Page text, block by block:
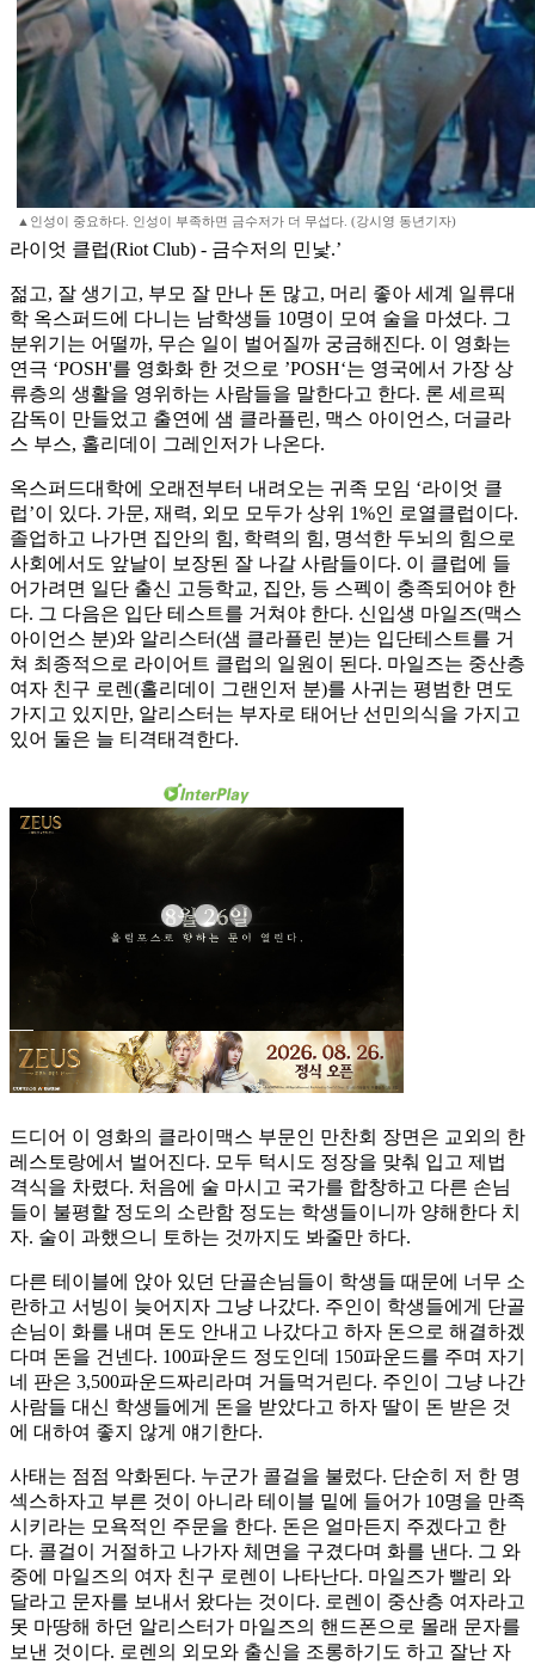
▲인성이 중요하다. 인성이 부족하면 금수저가 더 무섭다. (강시영 동년기자)
라이엇 클럽(Riot Club) - 금수저의 민낯.’
젊고, 잘 생기고, 부모 잘 만나 돈 많고, 머리 좋아 세계 일류대
학 옥스퍼드에 다니는 남학생들 10명이 모여 술을 마셨다. 그
분위기는 어떨까, 무슨 일이 벌어질까 궁금해진다. 이 영화는
연극 ‘POSH'를 영화화 한 것으로 ’POSH‘는 영국에서 가장 상
류층의 생활을 영위하는 사람들을 말한다고 한다. 론 세르픽
감독이 만들었고 출연에 샘 클라플린, 맥스 아이언스, 더글라
스 부스, 홀리데이 그레인저가 나온다.
옥스퍼드대학에 오래전부터 내려오는 귀족 모임 ‘라이엇 클
럽’이 있다. 가문, 재력, 외모 모두가 상위 1%인 로열클럽이다.
졸업하고 나가면 집안의 힘, 학력의 힘, 명석한 두뇌의 힘으로
사회에서도 앞날이 보장된 잘 나갈 사람들이다. 이 클럽에 들
어가려면 일단 출신 고등학교, 집안, 등 스펙이 충족되어야 한
다. 그 다음은 입단 테스트를 거쳐야 한다. 신입생 마일즈(맥스
아이언스 분)와 알리스터(샘 클라플린 분)는 입단테스트를 거
쳐 최종적으로 라이어트 클럽의 일원이 된다. 마일즈는 중산층
여자 친구 로렌(홀리데이 그랜인저 분)를 사귀는 평범한 면도
가지고 있지만, 알리스터는 부자로 태어난 선민의식을 가지고
있어 둘은 늘 티격태격한다.
드디어 이 영화의 클라이맥스 부문인 만찬회 장면은 교외의 한
레스토랑에서 벌어진다. 모두 턱시도 정장을 맞춰 입고 제법
격식을 차렸다. 처음에 술 마시고 국가를 합창하고 다른 손님
들이 불평할 정도의 소란함 정도는 학생들이니까 양해한다 치
자. 술이 과했으니 토하는 것까지도 봐줄만 하다.
다른 테이블에 앉아 있던 단골손님들이 학생들 때문에 너무 소
란하고 서빙이 늦어지자 그냥 나갔다. 주인이 학생들에게 단골
손님이 화를 내며 돈도 안내고 나갔다고 하자 돈으로 해결하겠
다며 돈을 건넨다. 100파운드 정도인데 150파운드를 주며 자기
네 판은 3,500파운드짜리라며 거들먹거린다. 주인이 그냥 나간
사람들 대신 학생들에게 돈을 받았다고 하자 딸이 돈 받은 것
에 대하여 좋지 않게 얘기한다.
사태는 점점 악화된다. 누군가 콜걸을 불렀다. 단순히 저 한 명
섹스하자고 부른 것이 아니라 테이블 밑에 들어가 10명을 만족
시키라는 모욕적인 주문을 한다. 돈은 얼마든지 주겠다고 한
다. 콜걸이 거절하고 나가자 체면을 구겼다며 화를 낸다. 그 와
중에 마일즈의 여자 친구 로렌이 나타난다. 마일즈가 빨리 와
달라고 문자를 보내서 왔다는 것이다. 로렌이 중산층 여자라고
못 마땅해 하던 알리스터가 마일즈의 핸드폰으로 몰래 문자를
보낸 것이다. 로렌의 외모와 출신을 조롱하기도 하고 잘난 자